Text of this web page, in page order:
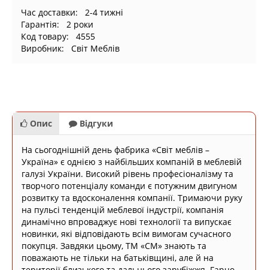
Час доставки: 2-4 тижні
Гарантія: 2 роки
Код товару: 4555
Виробник: Світ Меблів
Опис Відгуки
На сьогоднішній день фабрика «Світ меблів –
Україна» є однією з найбільших компаній в меблевій
галузі України. Високий рівень професіоналізму та
творчого потенціалу команди є потужним двигуном
розвитку та вдосконалення компанії. Тримаючи руку
на пульсі тенденцій меблевої індустрії, компанія
динамічно впроваджує нові технології та випускає
новинки, які відповідають всім вимогам сучасного
покупця. Завдяки цьому, ТМ «СМ» знають та
поважають не тільки на батьківщині, але й на